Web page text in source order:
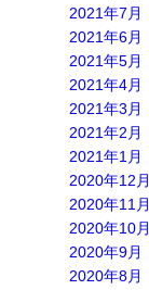
2021年7月
2021年6月
2021年5月
2021年4月
2021年3月
2021年2月
2021年1月
2020年12月
2020年11月
2020年10月
2020年9月
2020年8月